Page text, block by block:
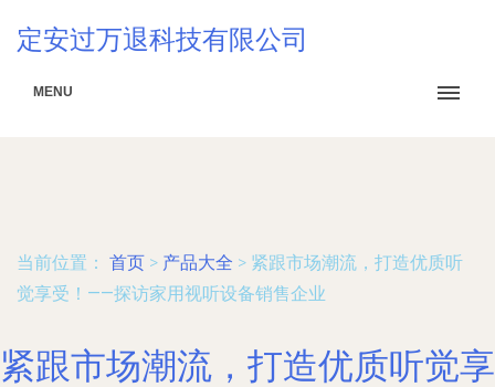
定安过万退科技有限公司
MENU
当前位置： 首页 > 产品大全 > 紧跟市场潮流，打造优质听
觉享受！——探访家用视听设备销售企业
紧跟市场潮流，打造优质听觉享